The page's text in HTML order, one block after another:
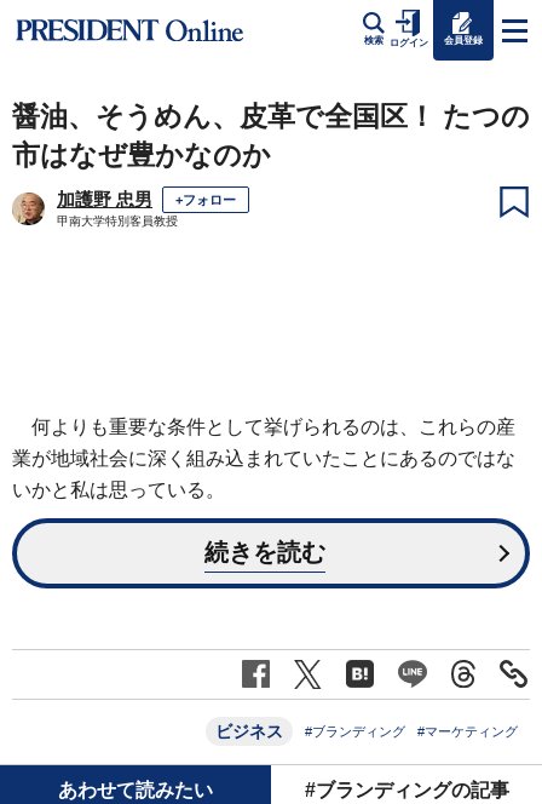
検索 ログイン 会員登録
醤油、そうめん、皮革で全国区！ たつの
市はなぜ豊かなのか
加護野 忠男 +フォロー
甲南大学特別客員教授
何よりも重要な条件として挙げられるのは、これらの産
業が地域社会に深く組み込まれていたことにあるのではな
いかと私は思っている。
続きを読む
ビジネス #ブランディング #マーケティング
あわせて読みたい #ブランディングの記事